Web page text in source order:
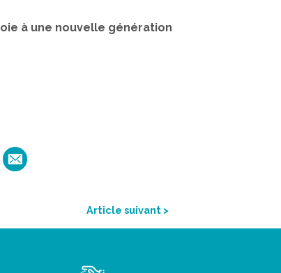
à une nouvelle génération
Article suivant >